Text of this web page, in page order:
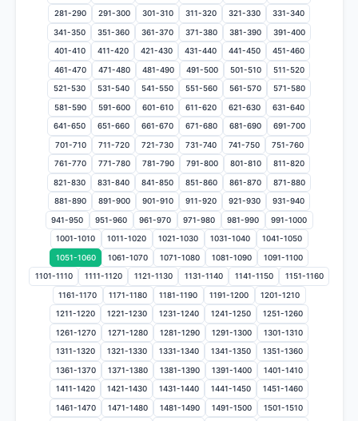
281-290 291-300 301-310 311-320 321-330 331-340
341-350 351-360 361-370 371-380 381-390 391-400
401-410 411-420 421-430 431-440 441-450 451-460
461-470 471-480 481-490 491-500 501-510 511-520
521-530 531-540 541-550 551-560 561-570 571-580
581-590 591-600 601-610 611-620 621-630 631-640
641-650 651-660 661-670 671-680 681-690 691-700
701-710 711-720 721-730 731-740 741-750 751-760
761-770 771-780 781-790 791-800 801-810 811-820
821-830 831-840 841-850 851-860 861-870 871-880
881-890 891-900 901-910 911-920 921-930 931-940
941-950 951-960 961-970 971-980 981-990 991-1000
1001-1010 1011-1020 1021-1030 1031-1040 1041-1050
1051-1060 1061-1070 1071-1080 1081-1090 1091-1100
1101-1110 1111-1120 1121-1130 1131-1140 1141-1150 1151-1160
1161-1170 1171-1180 1181-1190 1191-1200 1201-1210
1211-1220 1221-1230 1231-1240 1241-1250 1251-1260
1261-1270 1271-1280 1281-1290 1291-1300 1301-1310
1311-1320 1321-1330 1331-1340 1341-1350 1351-1360
1361-1370 1371-1380 1381-1390 1391-1400 1401-1410
1411-1420 1421-1430 1431-1440 1441-1450 1451-1460
1461-1470 1471-1480 1481-1490 1491-1500 1501-1510